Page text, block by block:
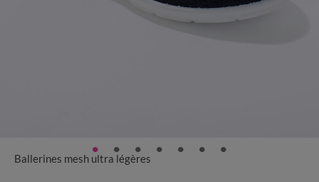
Ballerines mesh ultra légères